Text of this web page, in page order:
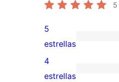
5
1
valoración
de
5
estrellas
0
4
estrellas